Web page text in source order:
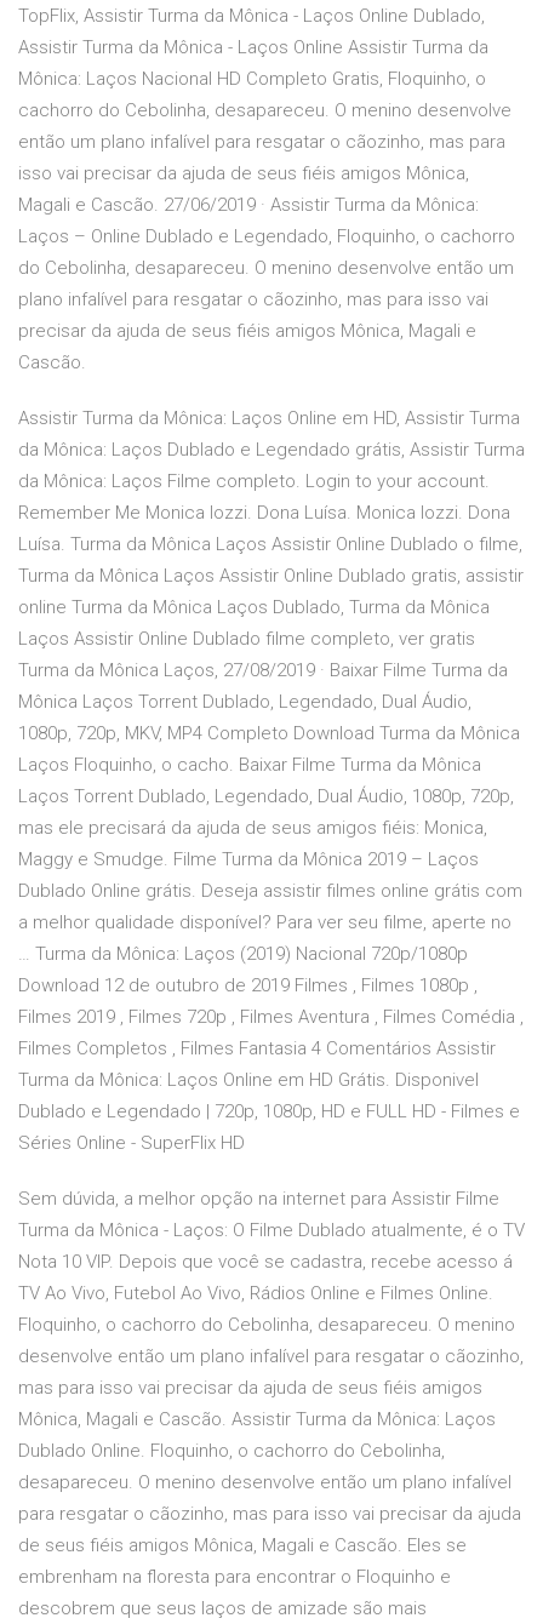
TopFlix, Assistir Turma da Mônica - Laços Online Dublado,
Assistir Turma da Mônica - Laços Online Assistir Turma da
Mônica: Laços Nacional HD Completo Gratis, Floquinho, o
cachorro do Cebolinha, desapareceu. O menino desenvolve
então um plano infalível para resgatar o cãozinho, mas para
isso vai precisar da ajuda de seus fiéis amigos Mônica,
Magali e Cascão. 27/06/2019 · Assistir Turma da Mônica:
Laços – Online Dublado e Legendado, Floquinho, o cachorro
do Cebolinha, desapareceu. O menino desenvolve então um
plano infalível para resgatar o cãozinho, mas para isso vai
precisar da ajuda de seus fiéis amigos Mônica, Magali e
Cascão.
Assistir Turma da Mônica: Laços Online em HD, Assistir Turma
da Mônica: Laços Dublado e Legendado grátis, Assistir Turma
da Mônica: Laços Filme completo. Login to your account.
Remember Me Monica Iozzi. Dona Luísa. Monica Iozzi. Dona
Luísa. Turma da Mônica Laços Assistir Online Dublado o filme,
Turma da Mônica Laços Assistir Online Dublado gratis, assistir
online Turma da Mônica Laços Dublado, Turma da Mônica
Laços Assistir Online Dublado filme completo, ver gratis
Turma da Mônica Laços, 27/08/2019 · Baixar Filme Turma da
Mônica Laços Torrent Dublado, Legendado, Dual Áudio,
1080p, 720p, MKV, MP4 Completo Download Turma da Mônica
Laços Floquinho, o cacho. Baixar Filme Turma da Mônica
Laços Torrent Dublado, Legendado, Dual Áudio, 1080p, 720p,
mas ele precisará da ajuda de seus amigos fiéis: Monica,
Maggy e Smudge. Filme Turma da Mônica 2019 – Laços
Dublado Online grátis. Deseja assistir filmes online grátis com
a melhor qualidade disponível? Para ver seu filme, aperte no
… Turma da Mônica: Laços (2019) Nacional 720p/1080p
Download 12 de outubro de 2019 Filmes , Filmes 1080p ,
Filmes 2019 , Filmes 720p , Filmes Aventura , Filmes Comédia ,
Filmes Completos , Filmes Fantasia 4 Comentários Assistir
Turma da Mônica: Laços Online em HD Grátis. Disponivel
Dublado e Legendado | 720p, 1080p, HD e FULL HD - Filmes e
Séries Online - SuperFlix HD
Sem dúvida, a melhor opção na internet para Assistir Filme
Turma da Mônica - Laços: O Filme Dublado atualmente, é o TV
Nota 10 VIP. Depois que você se cadastra, recebe acesso á
TV Ao Vivo, Futebol Ao Vivo, Rádios Online e Filmes Online.
Floquinho, o cachorro do Cebolinha, desapareceu. O menino
desenvolve então um plano infalível para resgatar o cãozinho,
mas para isso vai precisar da ajuda de seus fiéis amigos
Mônica, Magali e Cascão. Assistir Turma da Mônica: Laços
Dublado Online. Floquinho, o cachorro do Cebolinha,
desapareceu. O menino desenvolve então um plano infalível
para resgatar o cãozinho, mas para isso vai precisar da ajuda
de seus fiéis amigos Mônica, Magali e Cascão. Eles se
embrenham na floresta para encontrar o Floquinho e
descobrem que seus laços de amizade são mais